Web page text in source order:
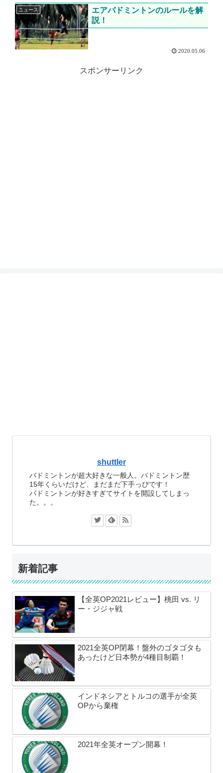
ニュース
エアバドミントンのルールを解
説！
2020.05.06
スポンサーリンク
shuttler
バドミントンが超大好きな一般人。バドミントン歴
15年くらいだけど、まだまだ下手っぴです！
バドミントンが好きすぎてサイトを開設してしまっ
た。。。
新着記事
【全英OP2021レビュー】桃田 vs. リ
ー・ジジャ戦
2021全英OP閉幕！盤外のゴタゴタも
あったけど日本勢が4種目制覇！
インドネシアとトルコの選手が全英
OPから棄権
2021年全英オープン開幕！